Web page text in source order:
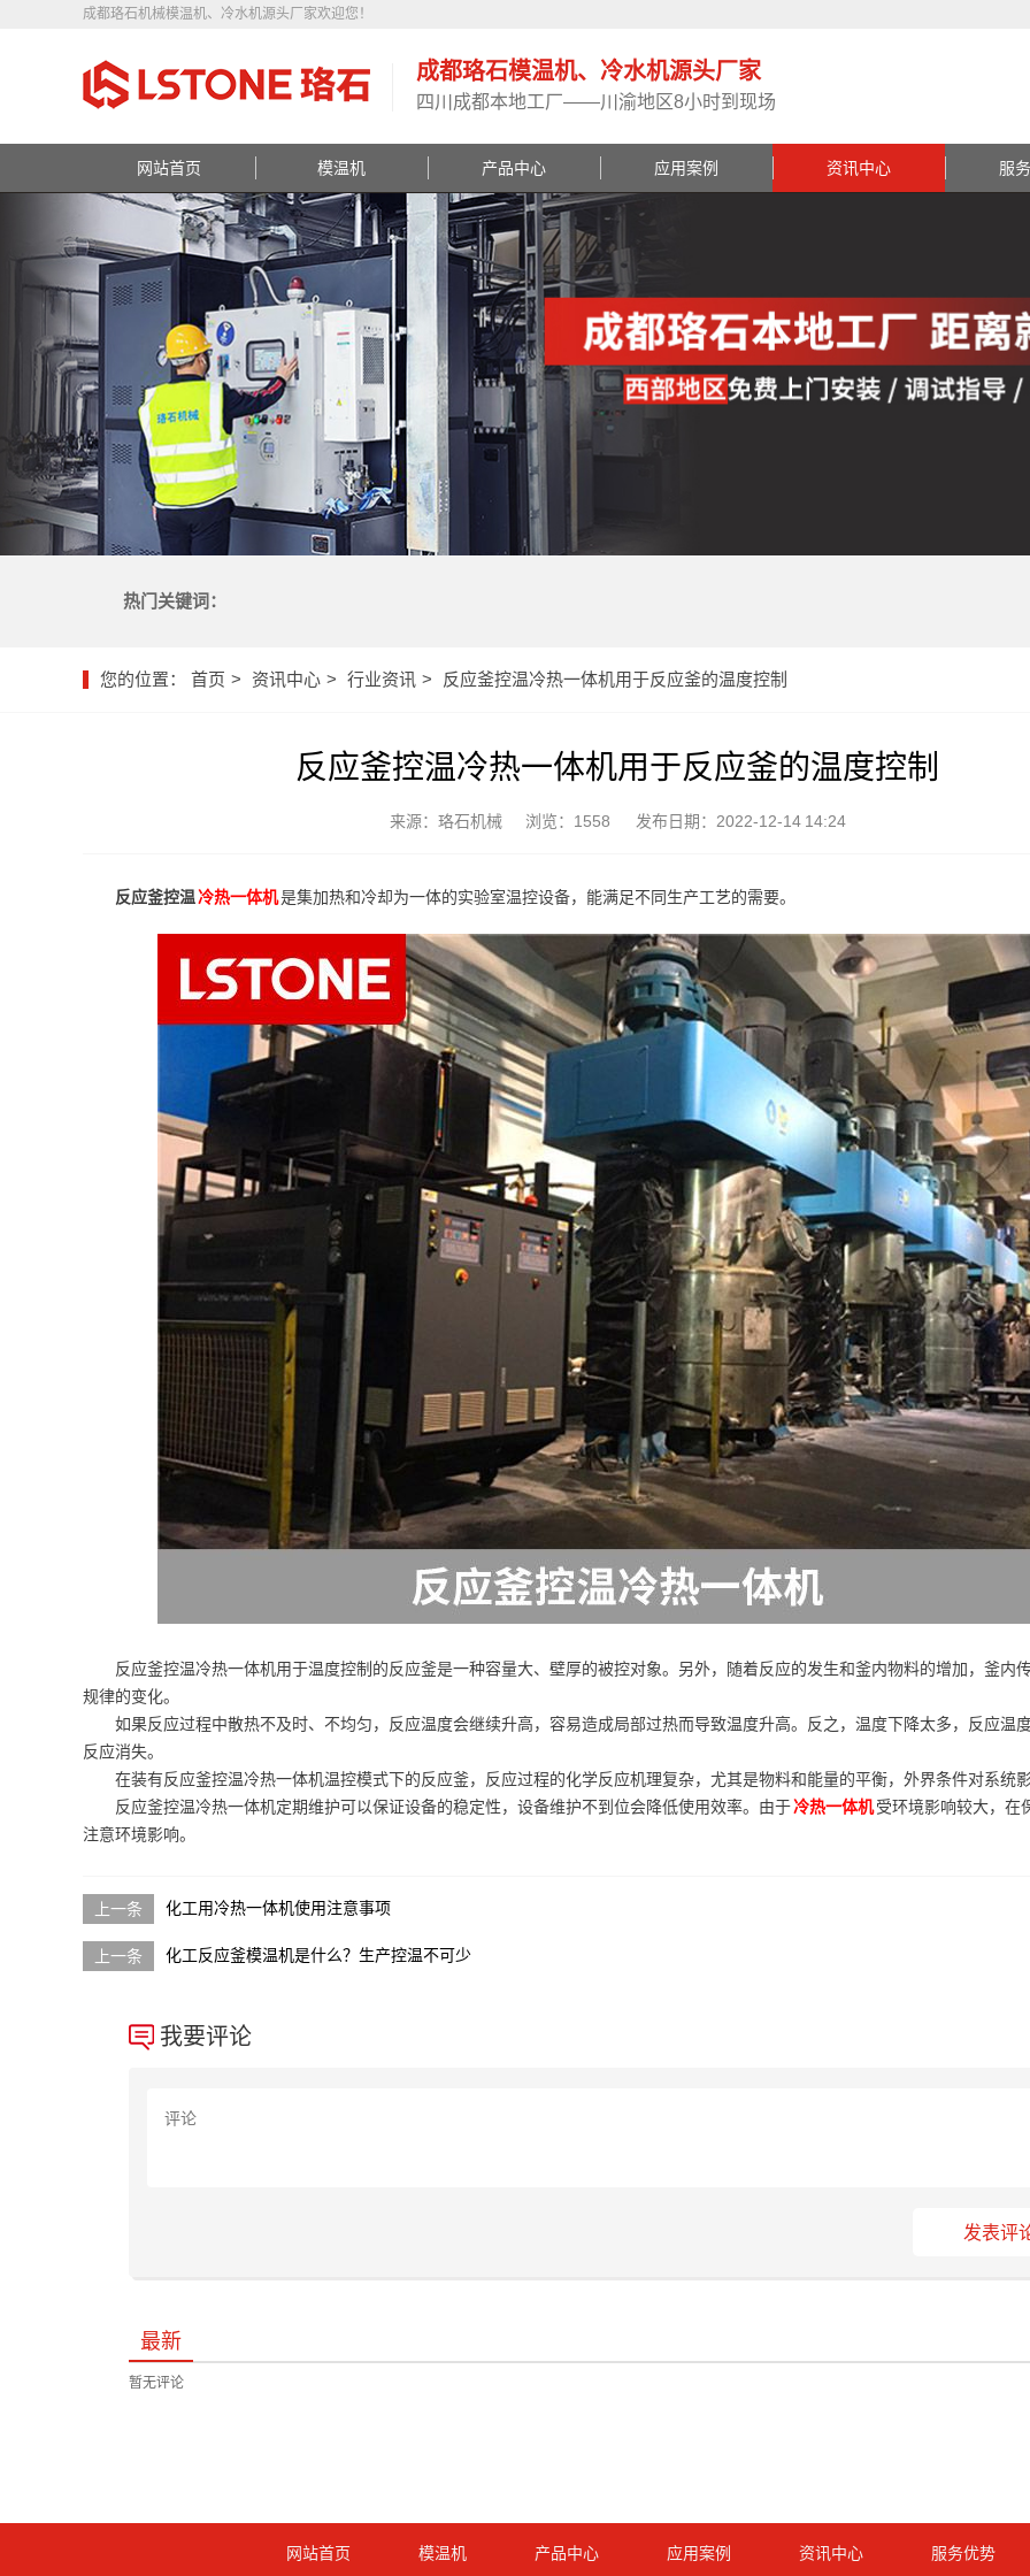
成都珞石机械模温机、冷水机源头厂家欢迎您！
成都珞石模温机、冷水机源头厂家
四川成都本地工厂——川渝地区8小时到现场
网站首页 模温机 产品中心 应用案例 资讯中心 服
热门关键词：
您的位置： 首页 资讯中心 行业资讯 反应釜控温冷热一体机用于反应釜的温度控制
反应釜控温冷热一体机用于反应釜的温度控制
来源：珞石机械 浏览：1558 发布日期：2022-12-14 14:24
反应釜控温 冷热一体机是集加热和冷却为一体的实验室温控设备，能满足不同生产工艺的需要。
反应釜控温冷热一体机用于温度控制的反应釜是一种容量大、壁厚的被控对象。另外，随着反应的发生和釜内物料的增加，釜内
规律的变化。
如果反应过程中散热不及时、不均匀，反应温度会继续升高，容易造成局部过热而导致温度升高。反之，温度下降太多，反应温
反应消失。
在装有反应釜控温冷热一体机温控模式下的反应釜，反应过程的化学反应机理复杂，尤其是物料和能量的平衡，外界条件对系统
反应釜控温冷热一体机定期维护可以保证设备的稳定性，设备维护不到位会降低使用效率。由于冷热一体机受环境影响较大，在
注意环境影响。
化工用冷热一体机使用注意事项
化工反应釜模温机是什么？生产控温不可少
我要评论
发表评
最新
暂无评论
网站首页 模温机 产品中心 应用案例 资讯中心 服务优势